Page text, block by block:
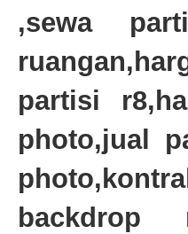
,sewa
partisi
photo,jual
backdrop